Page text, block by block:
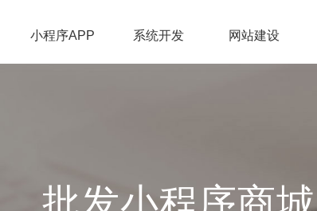
小程序APP 系统开发 网站建设